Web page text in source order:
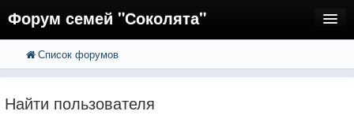
Форум семей "Соколята"
FAQСписок форумов
Найти пользователя